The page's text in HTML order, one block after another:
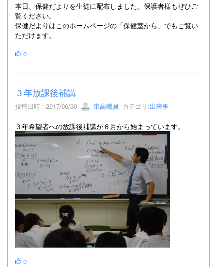
本日、保健だよりを生徒に配布しました。保護者様もぜひご
覧ください。
保健だよりはこのホームページの「保健室から」でもご覧い
ただけます。
0
３年放課後補講
投稿日時 : 2017/06/30 東高職員 カテゴリ:出来事
３年希望者への放課後補講が６月から始まっています。
0